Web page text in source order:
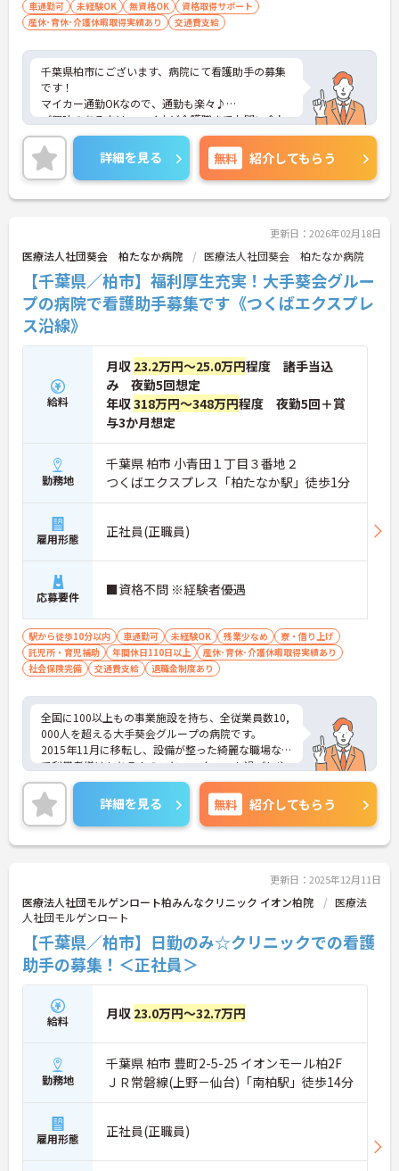
車通勤可 未経験OK 無資格OK
資格取得サポート
産休･育休･介護休暇取得実績あり
交通費支給
千葉県柏市にございます、病院にて看護助手の募集
です！
マイカー通勤OKなので、通勤も楽々♪
ご興味のある方は、マイナビ介護職までお問い合わ
せください。
詳細を見る 無料 紹介してもらう
更新日：2026年02月18日
医療法人社団葵会 柏たなか病院 医療法人社団葵会 柏たなか病院
【千葉県／柏市】福利厚生充実！大手葵会グルー
プの病院で看護助手募集です《つくばエクスプレ
ス沿線》
給料
月収 23.2万円～25.0万円程度 諸手当込
み 夜勤5回想定
年収318万円～348万円程度 夜勤5回＋賞
与3か月想定
勤務地
千葉県 柏市 小青田１丁目３番地２
つくばエクスプレス「柏たなか駅」徒歩1分
雇用形態 正社員(正職員)
応募要件 ■資格不問 ※経験者優遇
駅から徒歩10分以内 車通勤可 未経験OK 残業少なめ
寮・借り上げ
託児所・育児補助
年間休日110日以上
産休･育休･介護休暇取得実績あり
社会保険完備
交通費支給 退職金制度あり
全国に100以上もの事業施設を持ち、全従業員数10,
000人を超える大手葵会グループの病院です。
2015年11月に移転し、設備が整った綺麗な職場なの
で利用者様はもちろんのこと、スタッフも過ごしや
すい環境です。また、スタッフ間も仲が良く、他部
署とも隔たりなくコミュニケーションが図れます。
ご興味のある方はお気軽にお問い合わせ下さいま
せ。
詳細を見る 無料 紹介してもらう
更新日：2025年12月11日
医療法人社団モルゲンロート柏みんなクリニック イオン柏院
医療法
人社団モルゲンロート
【千葉県／柏市】日勤のみ☆クリニックでの看護
助手の募集！＜正社員＞
給料 月収 23.0万円～32.7万円
勤務地
千葉県 柏市 豊町2-5-25 イオンモール柏2F
ＪＲ常磐線(上野－仙台)「南柏駅」徒歩14分
雇用形態 正社員(正職員)